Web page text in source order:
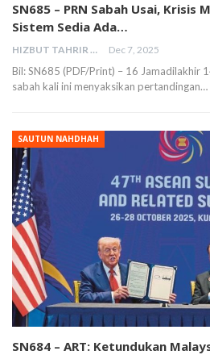
SN685 – PRN Sabah Usai, Krisis
Sistem Sedia Ada…
HIZBUT TAHRIR MALAYSIA Dec 7, 2025
Bil: SN685 (PDF/Print) – 16 Jamadilakhir
sabah kali ini menyaksikan pertandingan…
SAUTUN NAHDHAH
SN684 – ART: Ketundukan